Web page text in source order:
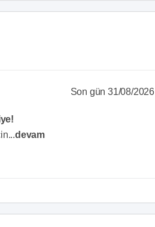
Son gün 31/08/2026
...devam